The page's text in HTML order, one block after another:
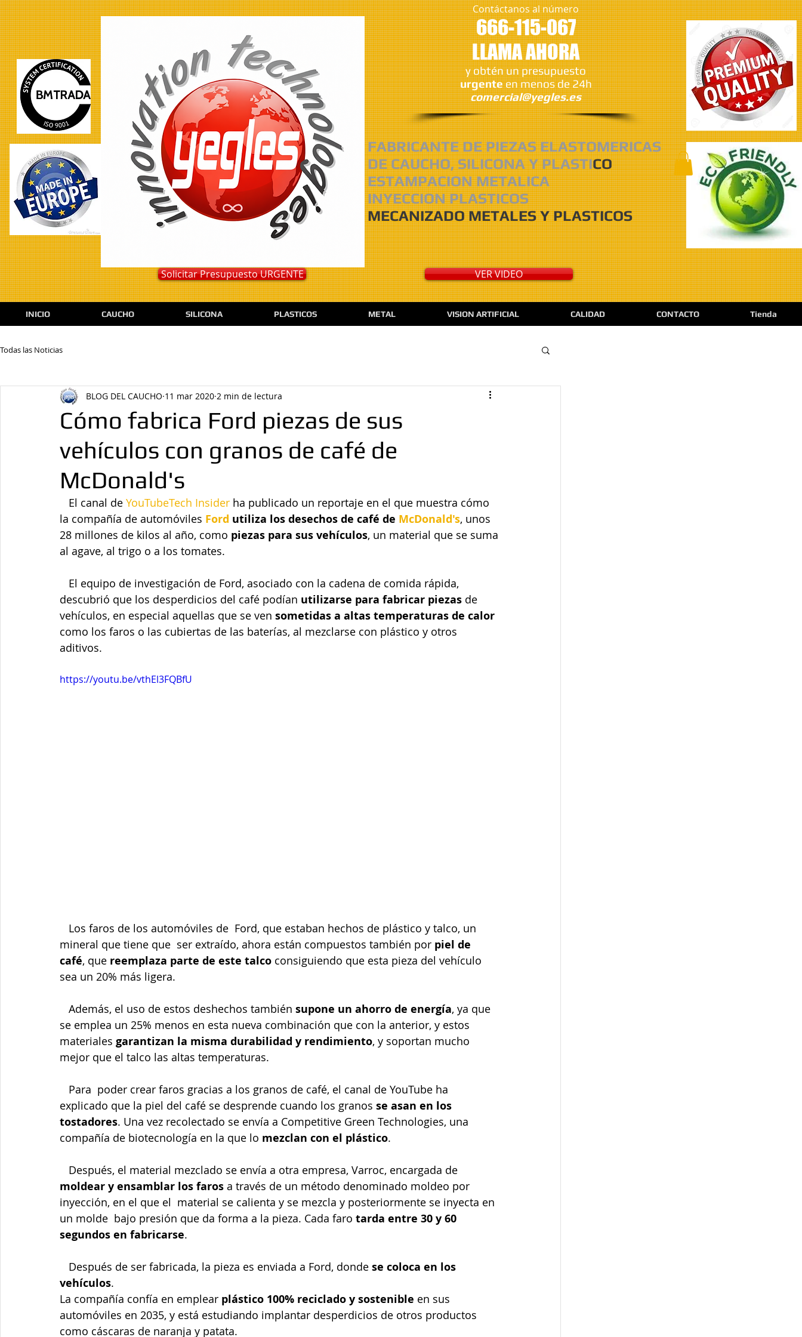
Solicitar Presupuesto URGENTE
Contáctanos al número
666-115-067
LLAMA AHORA
y obtén un presupuesto
urgenteen menos de 24h
comercial@yegles.es
FABRICANTE DE PIEZAS ELASTOMERICAS
DE CAUCHO, SILICONA Y PLASTICO
ESTAMPACION METALICA
INYECCION PLASTICOS
MECANIZADO METALES Y PLASTICOS
VER VIDEO
INICIO CAUCHO SILICONA PLASTICOS METAL VISION ARTIFICIAL CALIDAD CONTACTO Tienda
Todas las Noticias
Cómo fabrica Ford piezas de sus
vehículos con granos de café de
McDonald's
BLOG DEL CAUCHO 11 mar 2020 2 min de lectura
   El canal de
YouTubeTech Insider ha publicado un reportaje en el que muestra cómo
la compañía de automóviles Ford utiliza los desechos de café de McDonald's, unos
28 millones de kilos al año, como piezas para sus vehículos, un material que se suma
al agave, al trigo o a los tomates.
descubrió que los desperdicios del café podían utilizarse para fabricar piezas de
vehículos, en especial aquellas que se ven sometidas a altas temperaturas de calor
como los faros o las cubiertas de las baterías, al mezclarse con plástico y otros
aditivos.
https://youtu.be/vthEl3FQBfU
mineral que tiene que  ser extraído, ahora están compuestos también por piel de
café, que reemplaza parte de este talco consiguiendo que esta pieza del vehículo
sea un 20% más ligera.
   Además, el uso de estos deshechos también
supone un ahorro de energía, ya que
se emplea un 25% menos en esta nueva combinación que con la anterior, y estos
materiales garantizan la misma durabilidad y rendimiento, y soportan mucho
mejor que el talco las altas temperaturas.
explicado que la piel del café se desprende cuando los granos se asan en los
tostadores. Una vez recolectado se envía a Competitive Green Technologies, una
compañía de biotecnología en la que lo mezclan con el plástico.
   Después, el material mezclado se envía a otra empresa, Varroc, encargada de
moldear y ensamblar los faros a través de un método denominado moldeo por
inyección, en el que el  material se calienta y se mezcla y posteriormente se inyecta en
un molde  bajo presión que da forma a la pieza. Cada faro tarda entre 30 y 60
segundos en fabricarse.
   Después de ser fabricada, la pieza es enviada a Ford, donde
se coloca en los
vehículos.
La compañía confía en emplear plástico 100% reciclado y sostenible en sus
automóviles en 2035, y está estudiando implantar desperdicios de otros productos
como cáscaras de naranja y patata.